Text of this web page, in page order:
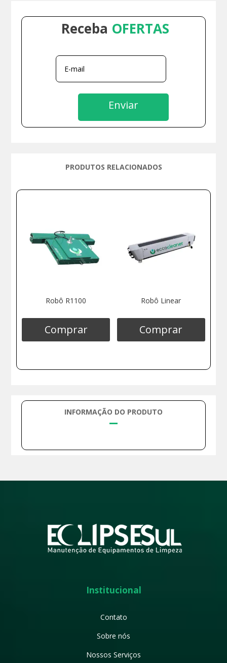
Receba OFERTAS
Enviar
PRODUTOS RELACIONADOS
Robô R1100
Comprar
Robô Linear
Comprar
INFORMAÇÃO DO PRODUTO
Institucional
Contato
Sobre nós
Nossos Serviços